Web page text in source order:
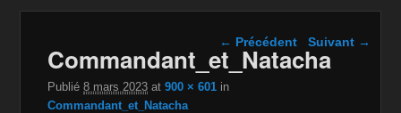
Navigation dans les
images
← Précédent Suivant →
Commandant_et_Natacha
Publié8 mars 2023 at900 × 601 in
Commandant_et_Natacha